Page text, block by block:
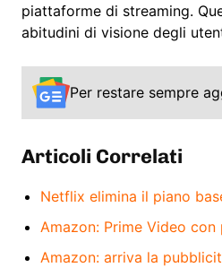
piattaforme di streaming.
abitudini di visione degli
Per restare sempre
Articoli Correlati
Netflix elimina il piano
Amazon: Prime Video
Amazon: arriva la